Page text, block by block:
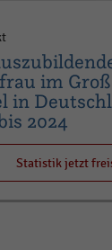
im
in
2024
Statistik jetzt